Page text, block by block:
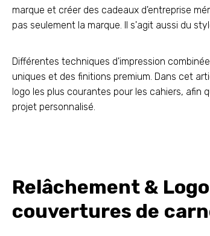
marque et créer des cadeaux d'entreprise
pas seulement la marque. Il s'agit aussi du
Différentes techniques d'impression
uniques et des finitions premium. Dans cet
logo les plus courantes pour les cahiers, afin
projet personnalisé.
Relâchement &
couvertures de